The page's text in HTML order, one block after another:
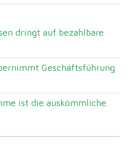
dringt auf bezahlbare
Geschäftsführung
ist die auskömmliche